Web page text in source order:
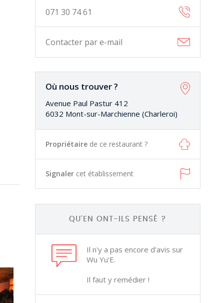
071 30 74 61
Contacter par e-mail
Où nous trouver ?
Avenue Paul Pastur 412
6032 Mont-sur-Marchienne (Charleroi)
Propriétaire de ce restaurant ?
Signaler cet établissement
QU'EN ONT-ILS PENSÉ ?
Il n'y a pas encore d'avis sur
Wu Yu'E.
Il faut y remédier !